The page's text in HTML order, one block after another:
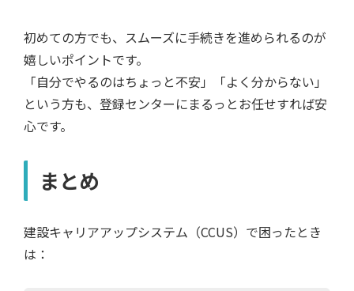
初めての方でも、スムーズに手続きを進められるのが
嬉しいポイントです。
「自分でやるのはちょっと不安」「よく分からない」
という方も、登録センターにまるっとお任せすれば安
心です。
まとめ
建設キャリアアップシステム（CCUS）で困ったとき
は：